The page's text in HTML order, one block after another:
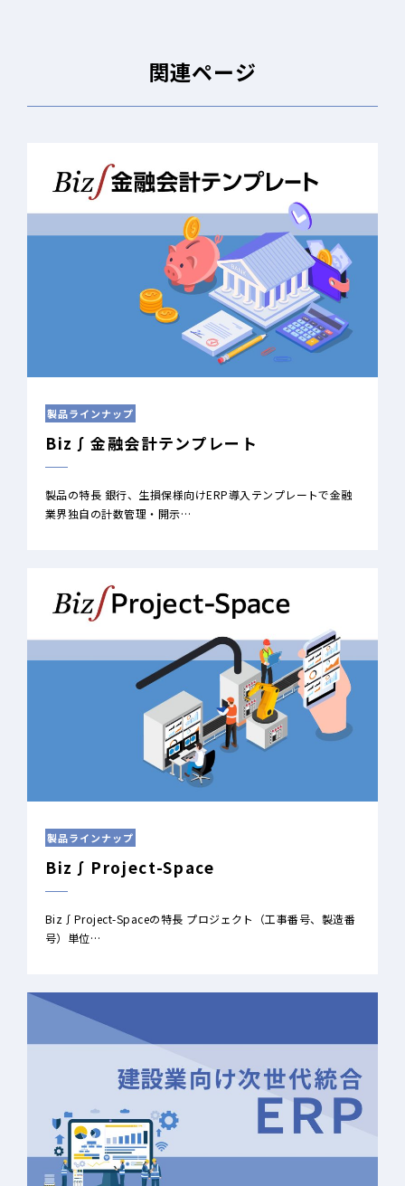
関連ページ
製品ラインナップ
Biz∫金融会計テンプレート
製品の特長 銀行、生損保様向けERP導入テンプレートで金融
業界独自の計数管理・開示…
製品ラインナップ
Biz∫Project-Space
Biz∫Project-Spaceの特長 プロジェクト（工事番号、製造番
号）単位…